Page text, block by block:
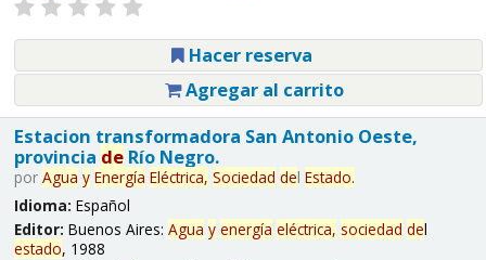
Hacer reserva
Agregar al carrito
Estacion transformadora San Antonio Oeste,
provincia deRío Negro.
por Agua y Energía Eléctrica, Sociedad del Estado.
Idioma: Español
Editor: Buenos Aires: Agua y energía eléctrica, sociedad del
estado, 1988